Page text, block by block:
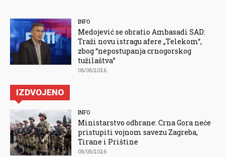
INFO
Medojević se obratio Ambasadi SAD:
Traži novu istragu afere „Telekom“,
zbog “nepostupanja crnogorskog
tužilaštva”
08/08/2026
IZDVOJENO
INFO
Ministarstvo odbrane: Crna Gora neće
pristupiti vojnom savezu Zagreba,
Tirane i Prištine
08/08/2026